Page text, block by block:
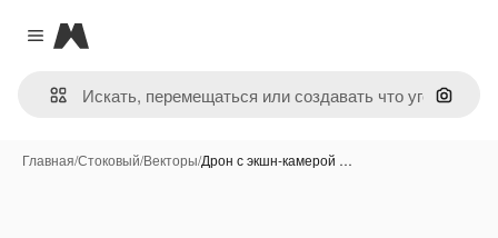
Close menu
Magnific
Поиск
Главная/Стоковый/Векторы/Дрон с экшн-камерой …